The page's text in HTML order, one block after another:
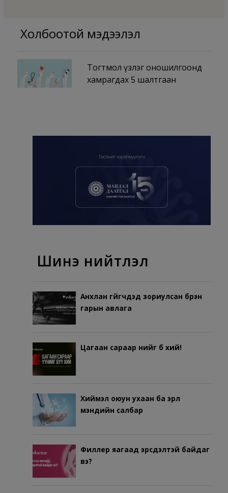
Холбоотой мэдээлэл
Тогтмол үзлэг оношилгоонд
хамрагдах 5 шалтгаан
Шинэ нийтлэл
Анхлан гүйгчдэд зориулсан бүрэн
гарын авлага
Цагаан сараар үүнийг бүү хий!
Хиймэл оюун ухаан ба эрүүл
мэндийн салбар
Филлер яагаад эрсдэлтэй байдаг
вэ?